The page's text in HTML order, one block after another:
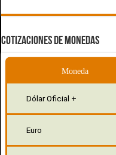
COTIZACIONES DE MONEDAS
Moneda
Dólar Oficial +
Euro